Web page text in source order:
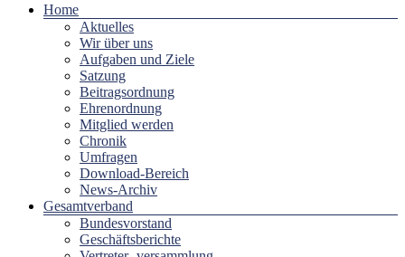
Home
Aktuelles
Wir über uns
Aufgaben und Ziele
Satzung
Beitragsordnung
Ehrenordnung
Mitglied werden
Chronik
Umfragen
Download-Bereich
News-Archiv
Gesamtverband
Bundesvorstand
Geschäftsberichte